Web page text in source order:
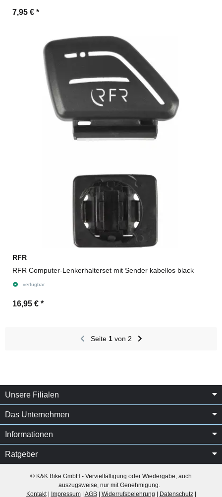
7,95 € *
RFR
RFR Computer-Lenkerhalterset mit Sender kabellos black
verfügbar
16,95 € *
Seite 1von 2
Unsere Filialen
Das Unternehmen
Informationen
Ratgeber
© K&K Bike GmbH - Vervielfältigung oder Wiedergabe, auch
auszugsweise, nur mit Genehmigung.
Kontakt| Impressum| AGB| Widerrufsbelehrung | Datenschutz|